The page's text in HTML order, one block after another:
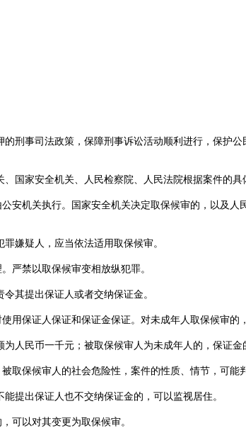
刑事司法政策，保障刑事诉讼活动顺利进行，保护
国家安全机关、人民检察院、人民法院根据案件的具
安机关执行。国家安全机关决定取保候审的，以及
嫌疑人，应当依法适用取保候审。
严禁以取保候审变相放纵犯罪。
其提出保证人或者交纳保证金。
用保证人保证和保证金保证。对未成年人取保候审的
人民币一千元；被取保候审人为未成年人的，保证金
取保候审人的社会危险性，案件的性质、情节，可能
提出保证人也不交纳保证金的，可以监视居住。
可以对其变更为取保候审。